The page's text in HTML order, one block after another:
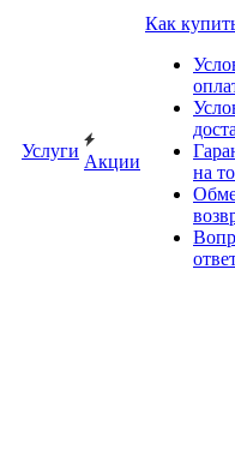
Услуги
Акции
Как
на